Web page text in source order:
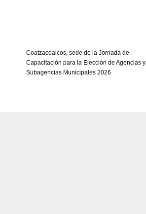
Coatzacoalcos, sede de la Jornada de
Capacitación para la Elección de Agencias y
Subagencias Municipales 2026